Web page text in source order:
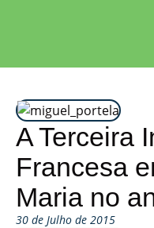
A Terceira
Francesa
Maria no
30 de Julho de 2015